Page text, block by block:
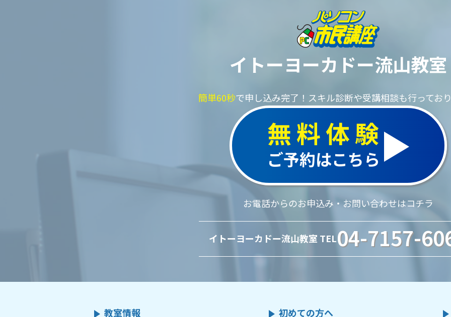
イトーヨーカドー流山教室
簡単60秒で申し込み完了！ スキル診断や受講相談も行っており
無料体験
ご予約はこちら
お電話からのお申込み・お問い合わせはコチラ
イトーヨーカドー流山教室 TEL04-7157-
教室情報 初めての方へ